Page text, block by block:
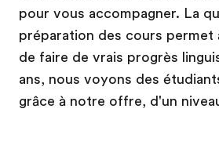
pour vous accompagner. La
préparation des cours permet
de faire de vrais progrès
ans, nous voyons des
grâce à notre offre, d'un